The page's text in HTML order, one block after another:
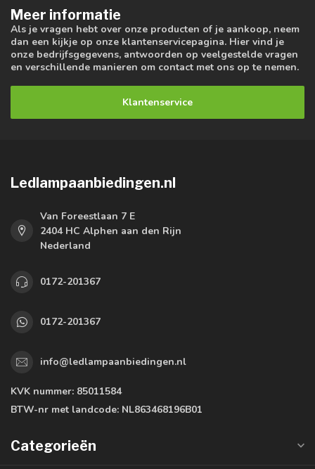
Meer informatie
Als je vragen hebt over onze producten of je aankoop, neem
dan een kijkje op onze klantenservicepagina. Hier vind je
onze bedrijfsgegevens, antwoorden op veelgestelde vragen
en verschillende manieren om contact met ons op te nemen.
Klantenservice
Ledlampaanbiedingen.nl
Van Foreestlaan 7 E
2404 HC Alphen aan den Rijn
Nederland
0172-201367
0172-201367
info@ledlampaanbiedingen.nl
KVK nummer: 85011584
BTW-nr met landcode: NL863468196B01
Categorieën